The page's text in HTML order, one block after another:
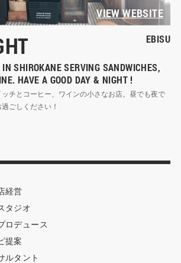
VIEW WEBSITE
EBISU
SHIROKANE SERVING SANDWICHES,
HAVE A GOOD DAY & NIGHT !
チとコーヒー、ワインの小さなお店。昼でも夜で
ごしください！
経営
タジオ
ロデュース
提案
ルタント